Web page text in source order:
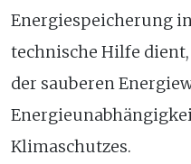
Energiespeicherung
technische Hilfe
der sauberen
Klimaschutzes.